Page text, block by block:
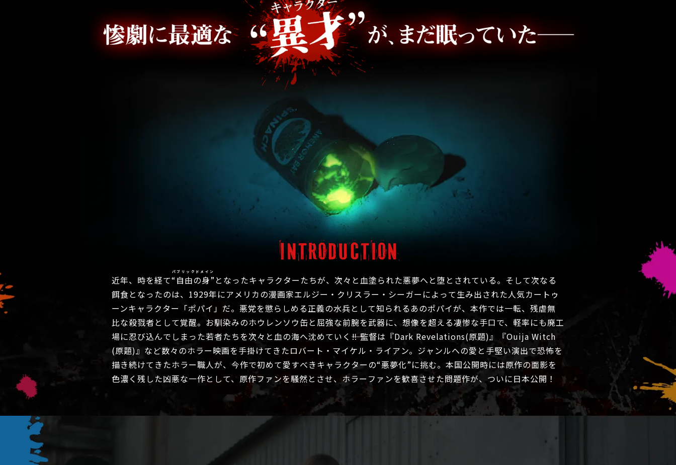
近年、時を経て“自由の身”
パブリックドメイン
となったキャラクターたちが、次々と血塗られた悪夢へと堕とされている。そして次なる
餌食となったのは、1929年にアメリカの漫画家エルジー・クリスラー・シーガーによって生み出された人気カートゥ
ーンキャラクター「ポパイ」だ。悪党を懲らしめる正義の水兵として知られるあのポパイが、本作では一転、残虐無
比な殺戮者として覚醒。お馴染みのホウレンソウ缶と屈強な前腕を武器に、想像を超える凄惨な手口で、軽率にも廃工
場に忍び込んでしまった若者たちを次々と血の海へ沈めていく――‼ 監督は『Dark Revelations(原題)』『Ouija Witch
(原題)』など数々のホラー映画を手掛けてきたロバート・マイケル・ライアン。ジャンルへの愛と手堅い演出で恐怖を
描き続けてきたホラー職人が、今作で初めて愛すべきキャラクターの“悪夢化”に挑む。本国公開時には原作の面影を
色濃く残した凶悪な一作として、原作ファンを騒然とさせ、ホラーファンを歓喜させた問題作が、ついに日本公開！